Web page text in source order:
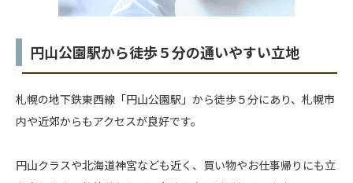
円山公園駅から徒歩５分の通いやすい立地
札幌の地下鉄東西線「円山公園駅」から徒歩５分にあり、札幌市
内や近郊からもアクセスが良好です。
円山クラスや北海道神宮なども近く、買い物やお仕事帰りにも立